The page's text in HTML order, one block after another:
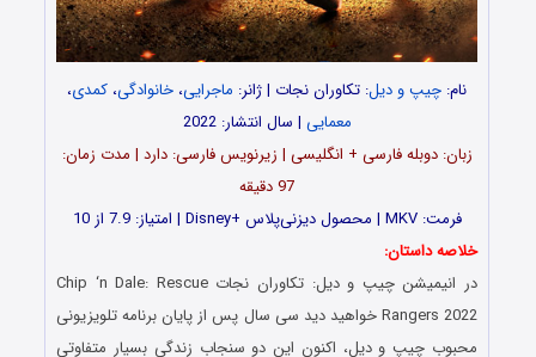
نام: چیپ و دیل: تکاوران نجات | ژانر: ماجرایی، خانوادگی، کمدی،
معمایی | سال انتشار: 2022
زبان: دوبله فارسی + انگلیسی | زیرنویس فارسی: دارد | مدت زمان:
97 دقیقه
فرمت: MKV | محصول دیزنی‌پلاس +Disney | امتیاز: 7.9 از 10
خلاصه داستان:
در انیمیشن چیپ و دیل: تکاوران نجات Chip ‘n Dale: Rescue
Rangers 2022 خواهید دید سی سال پس از پایان برنامه تلویزیونی
محبوب چیپ و دیل، اکنون این دو سنجاب زندگی بسیار متفاوتی